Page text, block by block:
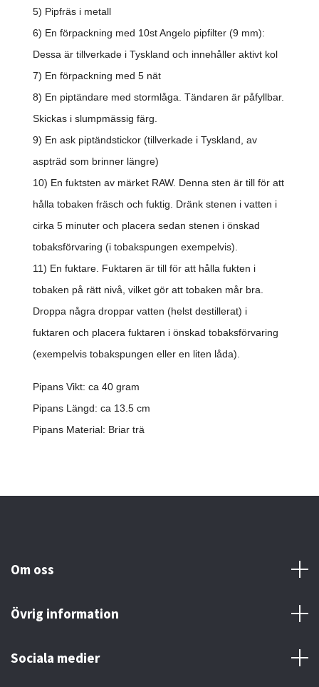
5) Pipfräs i metall
6) En förpackning med 10st Angelo pipfilter (9 mm):
Dessa är tillverkade i Tyskland och innehåller aktivt kol
7) En förpackning med 5 nät
8) En piptändare med stormlåga. Tändaren är påfyllbar.
Skickas i slumpmässig färg.
9) En ask piptändstickor (tillverkade i Tyskland, av
aspträd som brinner längre)
10) En fuktsten av märket RAW. Denna sten är till för att
hålla tobaken fräsch och fuktig. Dränk stenen i vatten i
cirka 5 minuter och placera sedan stenen i önskad
tobaksförvaring (i tobakspungen exempelvis).
11) En fuktare. Fuktaren är till för att hålla fukten i
tobaken på rätt nivå, vilket gör att tobaken mår bra.
Droppa några droppar vatten (helst destillerat) i
fuktaren och placera fuktaren i önskad tobaksförvaring
(exempelvis tobakspungen eller en liten låda).
Pipans Vikt: ca 40 gram
Pipans Längd: ca 13.5 cm
Pipans Material: Briar trä
Om oss
Övrig information
Sociala medier